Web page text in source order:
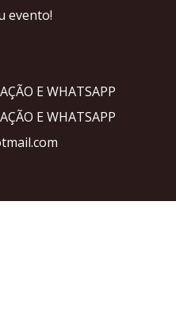
evento!
E WHATSAPP
E WHATSAPP